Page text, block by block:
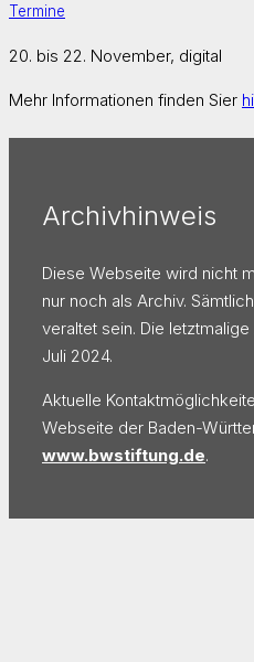
Termine
20. bis 22. November, digital
Mehr Informationen finden Sier
Archivhinweis
Diese Webseite wird nicht
nur noch als Archiv.
veraltet sein. Die
Juli 2024.
Aktuelle
Webseite der Baden-
www.bwstiftung.de.